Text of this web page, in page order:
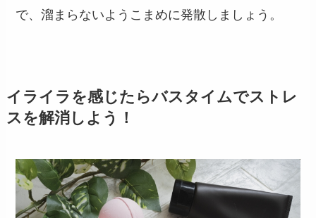
で、溜まらないようこまめに発散しましょう。
イライラを感じたらバスタイムでストレ
スを解消しよう！